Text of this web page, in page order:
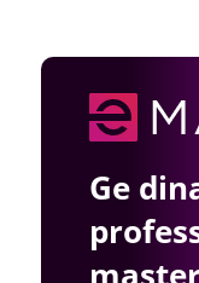
Ge